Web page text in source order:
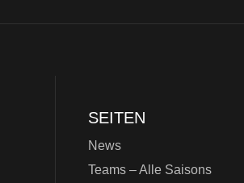
SEITEN
News
Teams – Alle Saisons